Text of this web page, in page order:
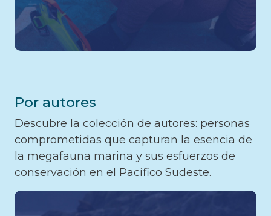
Por autores
Descubre la colección de autores: personas
comprometidas que capturan la esencia de
la megafauna marina y sus esfuerzos de
conservación en el Pacífico Sudeste.